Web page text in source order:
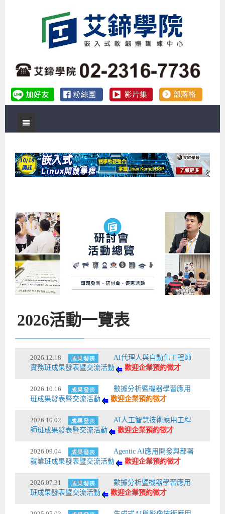
關於艾鍗
儲備講師計劃
最新補助課程
師資介紹
開發板介紹
環境設備
最新職缺
獲獎與榮耀
課程說明會
政府補助職訓說明會
嵌入式Linux開發系列課程
[學程] 嵌入式Linux開發實務
Linux系統建置實務
Linux系統程式設計
ARM Boot Loader設計
Raspberry Pi之Python程式設計硬體控制
嵌入式Linux開發與AI影像辨識
MCU韌體設計系列課程
ARM MCU單晶片韌體開發
USB韌體設計
[學程]MCU韌體設計實戰
生醫感測器整合設計班
穿戴式裝置應用開發
嵌入式即時作業系統FreeRTOS 設計實作
硬體/IC設計系列課程
全能電路設計實戰班
感測電路設計與應用
工業電子丙級輔導考照課程
SoC FPGA嵌入式設計實戰
[學程]感測電路Plus+MCU韌體設計實戰
AI人工智慧系列課程
AI深度學習與影像辨識實戰
AI機器學習與深度學習實戰班
青少年AI人工智慧實作班
AI課程總覽頁
AI邊緣運算實作TensorFlow Lite for MCU
AI深度學習之問答系統實作
AI強化學習 - 自動控制應用
iPAS AI應用規劃師能力鑑定
iPAS巨量資料分析師
iPAS機器學習工程師
Web及雲端系列課程
AI雲端原生與MLOps自動化實務
n8n 零基礎工作自動化實戰班
Web全端開發應用班
資訊安全實務
[學程]物聯網全端與深度學習整合
[學程]物聯網整合開發實戰
Web全端開發應用
5G技術-SDN與Mininet實作
嵌入式物聯網開發實戰
iPAS AIoT應用工程師(物聯網類)
5G-SDN通訊系列課程
SDN網路技術與Mininet實戰
ROS機器人開發系列課程
ROS機器人自走車系統開發應用
ROS機器手臂控制&演算法實戰
電腦視覺與影像處理課程
影像課程總覽
AI深度學習與影像辨識實戰
嵌入式Linux開發與AI影像辨識
ARM系列課程
ARM Boot Loader設計
ARM Cortex-M0 應用整合設計
C語言程式設計
資料結構精修班
Android系列課程
Android嵌入式平台開發訓練班
iOS程式開發系列課程
熱門課程
讓 AI 成為你的數位同事
AI雲端原生與MLOps自動化實務
n8n 零基礎工作自動化實戰班
iPAS AI應用規劃師能力鑑定課程
數位課程總覽
嵌入式Linux開發系列
嵌入式Linux學程(數位豪華版)
Linux驅動程式
使用C語言控制Raspberry Pi
Linux 作業系統實務
Raspberry Pi 開發入門
MCU韌體開發系列
Python硬體控制-Pi Pico物聯網實作
AI邊緣運算實作TensorFlow Lite for MCU
iPAS AI應用規劃師能力鑑定課程
生成式AI能力認證
生成式AI基礎模型到Agentic AI
Python機器學習與深度學習
AI雲端原生與MLOps自動化實務
自然語言處理與大型語言模型
資料分析與視覺化
Web及雲端系列課程
AI雲端原生與MLOps自動化實務
Web全端開發應用班
物聯網整合開發與應用
Python硬體控制-Pi Pico物聯網實作
iPAS AIoT應用工程師(物聯網類)
5G - SDN與Mininet實作
iPAS產業人才能力鑑定系列
iPAS AI應用規劃師
iPAS AIoT應用工程師(物聯網類)
iPAS巨量資料分析師
升大學APCS/學習歷程專區
高中生升學超前部署課程總覽
APCS檢定 Python課程
APCS檢定 C語言課程
APCS檢定培訓課程
程式語言系列
C語言程式設計
Python程式設計
JavaScript程式設計
Raspberry Pi系列
Python硬體控制-Pi Pico
Raspberry Pi 使用入門
5G關鍵技術- SDN與Mininet實作
創意程式設計系列
micro:bit 創意程式設計
補助專班
待業青年職訓課程(29歲以下)
Kubernetes工程師養成班
[假日班]AI邊緣運算實作TensorFlow Lite for MCU
更多...
企業服務
企業教育訓練
企業儲值優惠方案
企業徵才
電腦教室租借服務[台北]
合作夥伴專區
研討活動
學員專區
學員見證
廠商求才
學員常見問題
學員權益與報名須知
最新成果展
工程師學習地圖
校園巡迴講座
青少年AI人工智慧實作班[高中生]
高中生升學超前部署課程總覽
會員優惠
2026活動一覽表
2026.12.18
AI代理人與自動化工程師
實務班成果發表暨交流活動
歡迎企業預約徵才
2026.10.16
數據分析暨機器學習應用
班成果發表暨交流活動
歡迎企業預約徵才
2026.10.02
AI人工智慧技術應用工程
師班成果發表暨交流活動
歡迎企業預約徵才
2026.09.04
Agentic AI應用開發與部署
就業班成果發表暨交流活動
歡迎企業預約徵才
2026.07.31
數據分析暨機器學習應用
班成果發表暨交流活動
歡迎企業預約徵才